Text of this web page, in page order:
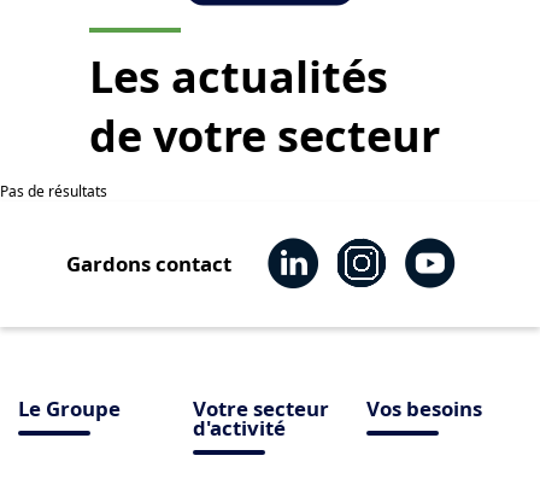
Les actualités
de votre secteur
Pas de résultats
Gardons contact
Le Groupe Votre secteur
d'activité
Vos besoins